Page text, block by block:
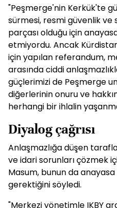
"Peşmerge'nin Kerkük'te
sürmesi, resmi güvenlik ve
parçası olduğu için
etmiyordu. Ancak Kürdistan
için yapılan referandum,
arasında ciddi
güçlerimizi de Peşmerge
diğerlerinin onuru ve
herhangi bir ihlalin
Diyalog çağrısı
Anlaşmazlığa düşen
ve idari sorunları çözmek
Masum, bunun da anayasa
gerektiğini söyledi.
"Merkezi yönetimle IKBY